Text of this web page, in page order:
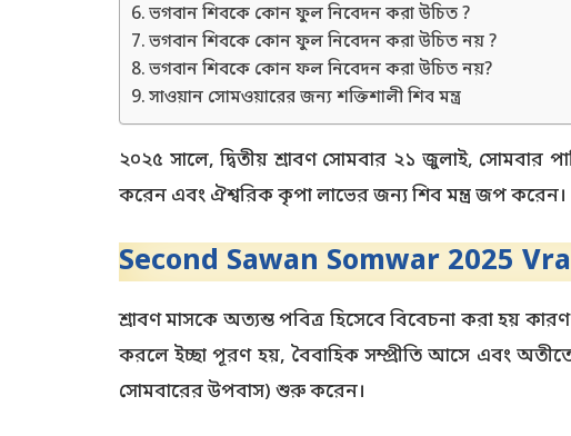
ভগবান শিবকে কোন ফুল নিবেদন করা উচিত ?
ভগবান শিবকে কোন ফুল নিবেদন করা উচিত নয় ?
ভগবান শিবকে কোন ফল নিবেদন করা উচিত নয়?
সাওয়ান সোমওয়ারের জন্য শক্তিশালী শিব মন্ত্র
২০২৫ সালে, দ্বিতীয় শ্রাবণ সোমবার ২১ জুলাই, সোমবার
করেন এবং ঐশ্বরিক কৃপা লাভের জন্য শিব মন্ত্র জপ করেন।
Second Sawan Somwar 2025
শ্রাবণ মাসকে অত্যন্ত পবিত্র হিসেবে বিবেচনা করা হয়
করলে ইচ্ছা পূরণ হয়, বৈবাহিক সম্প্রীতি আসে এবং
সোমবারের উপবাস) শুরু করেন।